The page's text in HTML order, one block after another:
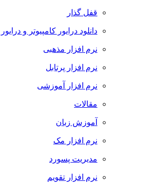
قفل گذار
دانلود درایور کامپیوتر و
نرم افزار مذهبی
نرم افزار پرتابل
نرم افزار آموزشی
مقالات
آموزش زبان
نرم افزار مک
مدیریت پسورد
نرم افزار تقویم